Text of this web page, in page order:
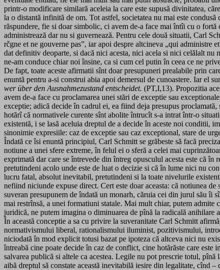
printr-o modificare similară aceleia la care este supusă divinitatea,
la o distantă infinită de om. Tot astfel, societatea nu mai este
răspundere, fie si doar simbolic, ci avem de-a face mai întîi cu o
administrează dar nu si guvernează. Pentru cele două situatii, Carl
rčgne et ne gouverne pas”, iar apoi despre altcineva „qui administre
dat definitiv deoparte, si dacă nici acesta, nici acela si nici celălalt
ne-am conduce chiar noi însine, ca si cum cel putin în ceea ce ne
De fapt, toate aceste afirmatii sînt doar presupuneri prealabile prin
enuntă pentru a-si construi abia apoi demersul de cunoastere. Iar el
wer über den Ausnahmezustand entscheidet. (PT,I,13). Propozitia
avem de-a face cu proclamarea unei stări de exceptie sau
exceptie; adică decide în cadrul ei, ea fiind deja presupus
hotărî că normativele curente sînt abolite întrucît s-a intrat într-o
existentă, i se lasă aceluia dreptul de a decide în aceste noi conditii,
sinonimie expresiile: caz de exceptie sau caz exceptional, stare de
Îndată ce îsi enuntă principiul, Carl Schmitt se grăbeste să facă
notiune a unei sfere extreme, în felul ei o sferă a celei mai
exprimată dar care se întrevede din întreg opusculul acesta este că
pretutindeni acolo unde este de luat o decizie si că în lume nici nu
lucru fatal, absolut inevitabil, pretutindeni si la toate nivelurile
nefiind niciunde expuse direct. Cert este doar aceasta: că notiunea
suveran presupunem de îndată un monarh, căruia cei din jurul său îi
mai restrînsă, a unei formatiuni statale. Mai mult chiar, putem admite
juridică, ne putem imagina o diminuarea de pînă la radicală
În această conceptie a sa cu privire la suveranitate Carl Schmitt
normativismului liberal, rationalismului iluminist, pozitivismului,
niciodată în mod explicit totusi bazat pe ipoteza că altceva nici nu
întreabă cine poate decide în caz de conflict, cine hotărăste care
salvarea publică si altele ca acestea. Legile nu pot prescrie totul,
aibă dreptul să constate această inevitabilă iesire din legalitate, cînd